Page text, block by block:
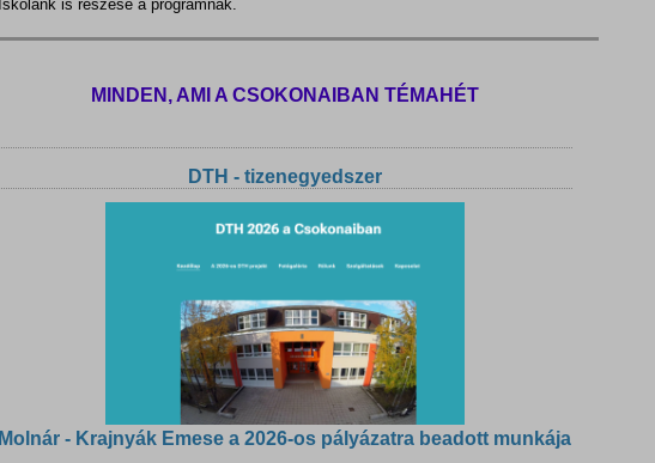
Iskolánk is részese a programnak.
MINDEN, AMI A CSOKONAIBAN TÉMAHÉT
DTH - tizenegyedszer
Molnár - Krajnyák Emese a 2026-os pályázatra beadott munkája